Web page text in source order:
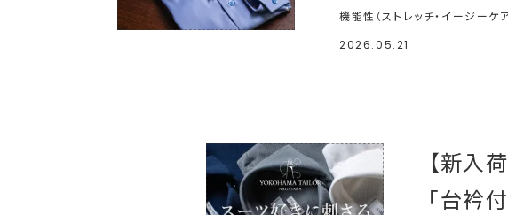
機能性（ストレッチ・イージーケア
2026.05.21
【新入
「台衿